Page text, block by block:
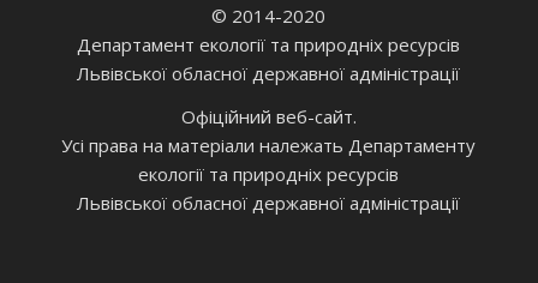
© 2014-2020
Департамент екології та природніх ресурсів
Львівської обласної державної адміністрації
Офіційний веб-сайт.
Усі права на матеріали належать Департаменту
екології та природніх ресурсів
Львівської обласної державної адміністрації